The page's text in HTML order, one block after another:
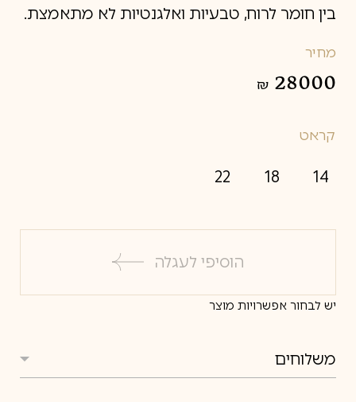
בין חומר לרוח, טבעיות ואלגנטיות לא מתאמצת.
מחיר
₪ 28000
קראט
14
18
22
הוסיפי לעגלה
יש לבחור אפשרויות מוצר
משלוחים